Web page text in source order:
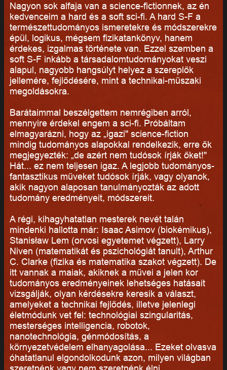
Nagyon sok alfaja van a science-fictionnek, az én
kedvenceim a hard és a soft sci-fi. A hard S-F a
természettudományos ismeretekre és módszerekre
épül, logikus, mégsem fizikatankönyv, hanem
érdekes, izgalmas története van. Ezzel szemben a
soft S-F inkább a társadalomtudományokat veszi
alapul, nagyobb hangsúlyt helyez a szereplők
jellemére, fejlődésére, mint a technikai-műszaki
megoldásokra.
Barátaimmal beszélgettem nemrégiben arról,
mennyire érdekel engem a sci-fi. Próbáltam
elmagyarázni, hogy az „igazi" science-fiction
mindig tudományos alapokkal rendelkezik, erre ők
megjegyezték: „de azért nem tudósok írják őket!"
Hát... ez nem teljesen igaz. A legjobb tudományos-
fantasztikus műveket tudósok írják, vagy olyanok,
akik nagyon alaposan tanulmányozták az adott
tudomány eredményeit, módszereit.
A régi, kihagyhatatlan mesterek nevét talán
mindenki hallotta már: Isaac Asimov (biokémikus),
Stanisław Lem (orvosi egyetemet végzett), Larry
Niven (matematikát és pszichológiát tanult), Arthur
C. Clarke (fizika és matematika szakot végzett). De
itt vannak a maiak, akiknek a művei a jelen kor
tudományos eredményeinek lehetséges hatásait
vizsgálják, olyan kérdésekre keresik a választ,
amelyeket a technikai fejlődés, illetve jelenlegi
életmódunk vet fel: technológiai szingularitás,
mesterséges intelligencia, robotok,
nanotechnológia, génmódosítás, a
környezetvédelem elhanyagolása... Ezeket olvasva
óhatatlanul elgondolkodunk azon, milyen világban